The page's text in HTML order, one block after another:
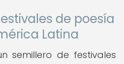
de poesía
Latina
semillero de festivales